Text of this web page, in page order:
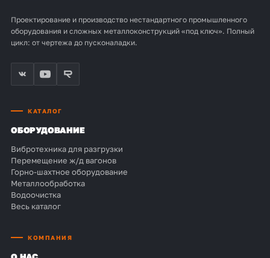
Проектирование и производство нестандартного промышленного
оборудования и сложных металлоконструкций «под ключ». Полный
цикл: от чертежа до пусконаладки.
КАТАЛОГ
ОБОРУДОВАНИЕ
Вибротехника для разгрузки
Перемещение ж/д вагонов
Горно-шахтное оборудование
Металлообработка
Водоочистка
Весь каталог
КОМПАНИЯ